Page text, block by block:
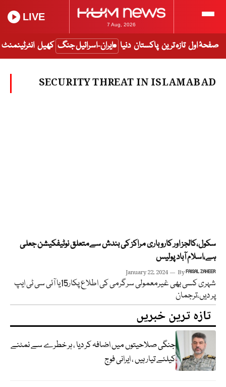
7 Aug, 2026
LIVE
صفحۂ اول تازہ ترین پاکستان دنیا ایران-اسرائیل جنگ کھیل انٹرٹینمنٹ
SECURITY THREAT IN ISLAMABAD
سکول،کالجز اور کاروباری مراکز کی بندش سےمتعلق نوٹیفکیشن جعلی
ہے،اسلام آباد پولیس
January 22, 2024 ByFAISAL ZAHEER
شہری کسی بھی غیرمعمولی سرگرمی کی اطلاع پکار15یا آئی سی ٹی ایپ
پر دیں،ترجمان
تازہ ترین خبریں
جنگی صلاحیتوں میں اضافہ کر دیا ، ہر خطرے سے نمٹنے
کیلئے تیار ہیں ، ایرانی فوج